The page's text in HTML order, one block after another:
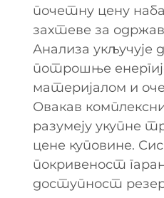
почетну цену
захтеве за
Анализа
потрошње
материјалом и
Овакав
разумеју укупне
цене куповине.
покривеност
доступност